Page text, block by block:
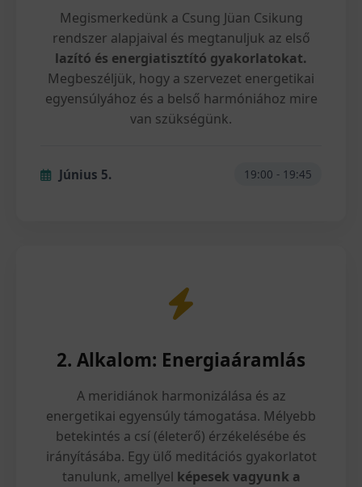
Megismerkedünk a Csung Jüan Csikung
rendszer alapjaival és megtanuljuk az első
lazító és energiatisztító gyakorlatokat.
Megbeszéljük, hogy a szervezet energetikai
egyensúlyához és a belső harmóniához mire
van szükségünk.
Június 5. 19:00 - 19:45
2. Alkalom: Energiaáramlás
A meridiánok harmonizálása és az
energetikai egyensúly támogatása. Mélyebb
betekintés a csí (életerő) érzékelésébe és
irányításába. Egy ülő meditációs gyakorlatot
tanulunk, amellyel képesek vagyunk a